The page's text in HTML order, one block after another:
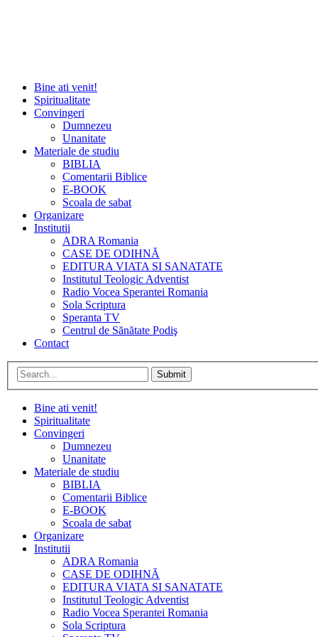
Bine ati venit!
Spiritualitate
Convingeri
Dumnezeu
Unanitate
Materiale de studiu
BIBLIA
Comentarii Biblice
E-BOOK
Scoala de sabat
Organizare
Institutii
ADRA Romania
CASE DE ODIHNĂ
EDITURA VIATA SI SANATATE
Institutul Teologic Adventist
Radio Vocea Sperantei Romania
Sola Scriptura
Speranta TV
Centrul de Sănătate Podiş
Contact
Submit
Bine ati venit!
Spiritualitate
Convingeri
Dumnezeu
Unanitate
Materiale de studiu
BIBLIA
Comentarii Biblice
E-BOOK
Scoala de sabat
Organizare
Institutii
ADRA Romania
CASE DE ODIHNĂ
EDITURA VIATA SI SANATATE
Institutul Teologic Adventist
Radio Vocea Sperantei Romania
Sola Scriptura